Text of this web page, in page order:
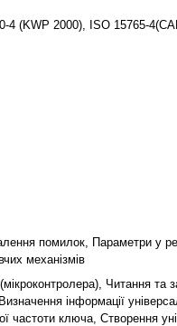
(KWP 2000), ISO 15765-
помилок, Параметри у
механізмів
Читання та
інформації
ключа, Створення